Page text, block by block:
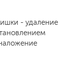
- удаление